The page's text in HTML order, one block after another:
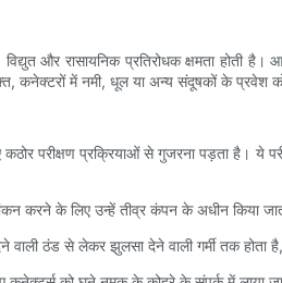
और रासायनिक प्रतिरोधक क्षमता होती
कनेक्टरों में नमी, धूल या अन्य संदूषकों के प्रवेश
परीक्षण प्रक्रियाओं से गुजरना पड़ता है। ये
करने के लिए उन्हें तीव्र कंपन के अधीन किया
वाली ठंड से लेकर झुलसा देने वाली गर्मी तक